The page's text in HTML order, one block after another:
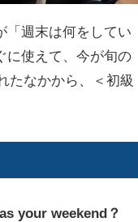
週末は何をしてい
に使えて、今が旬の
たなかから、＜初級
your weekend？